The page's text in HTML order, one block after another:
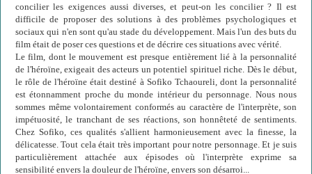
concilier les exigences aussi diverses, et peut-on les concilier ? Il est
difficile de proposer des solutions à des problèmes psychologiques et
sociaux qui n'en sont qu'au stade du développement. Mais l'un des buts du
film était de poser ces questions et de décrire ces situations avec vérité.
Le film, dont le mouvement est presque entièrement lié à la personnalité
de l'héroïne, exigeait des acteurs un potentiel spirituel riche. Dès le début,
le rôle de l'héroïne était destiné à Sofiko Tchaoureli, dont la personnalité
est étonnamment proche du monde intérieur du personnage. Nous nous
sommes même volontairement conformés au caractère de l'interprète, son
impétuosité, le tranchant de ses réactions, son honnêteté de sentiments.
Chez Sofiko, ces qualités s'allient harmonieusement avec la finesse, la
délicatesse. Tout cela était très important pour notre personnage. Et je suis
particulièrement attachée aux épisodes où l'interprète exprime sa
sensibilité envers la douleur de l'héroïne, envers son désarroi...